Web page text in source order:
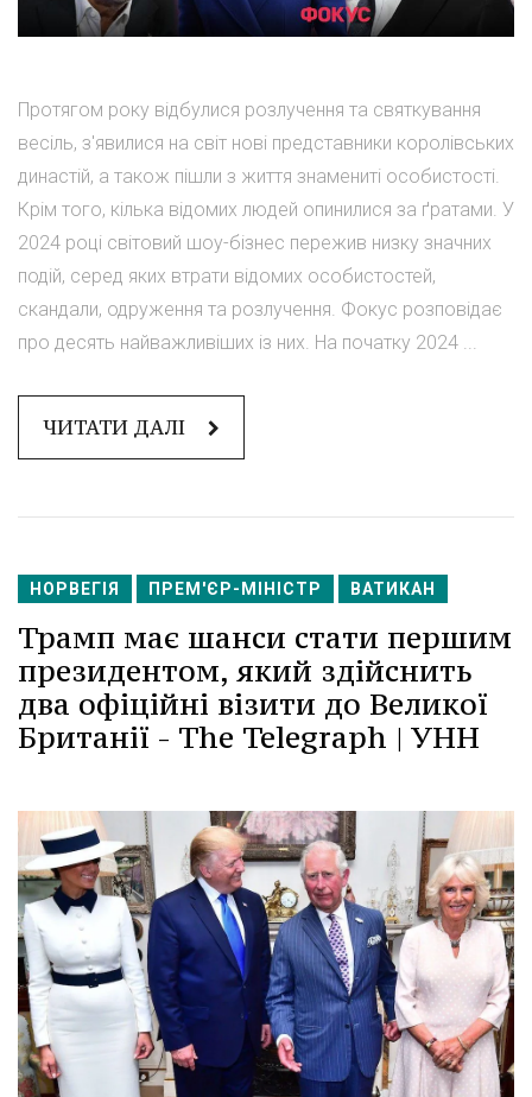
Протягом року відбулися розлучення та святкування
весіль, з'явилися на світ нові представники королівських
династій, а також пішли з життя знамениті особистості.
Крім того, кілька відомих людей опинилися за ґратами. У
2024 році світовий шоу-бізнес пережив низку значних
подій, серед яких втрати відомих особистостей,
скандали, одруження та розлучення. Фокус розповідає
про десять найважливіших із них. На початку 2024 ...
ЧИТАТИ ДАЛІ
НОРВЕГІЯ ПРЕМ'ЄР-МІНІСТР ВАТИКАН
Трамп має шанси стати першим
президентом, який здійснить
два офіційні візити до Великої
Британії - The Telegraph | УНН